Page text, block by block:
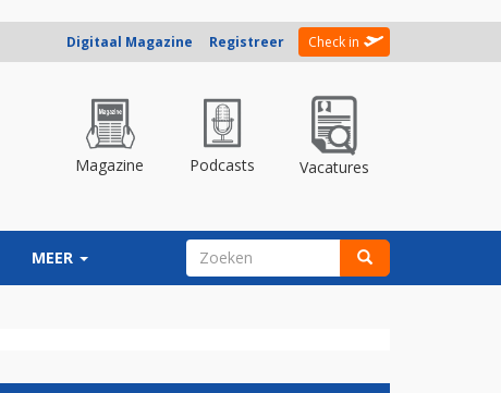
Digitaal Magazine Registreer Check in
Magazine Podcasts Vacatures
MEER ZOEKVELD